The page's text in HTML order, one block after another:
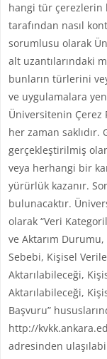
hangi tür çerezlerin
tarafından nasıl
sorumlusu olarak
alt uzantılarındaki
bunların türlerini
ve uygulamalara
Üniversitenin Çerez
her zaman saklıdır.
gerçekleştirilmiş
veya herhangi bir
yürürlük kazanır.
bulunacaktır.
olarak “Veri
ve Aktarım
Sebebi, Kişisel
Aktarılabileceği,
Aktarılabileceği,
Başvuru”
http://
adresinden